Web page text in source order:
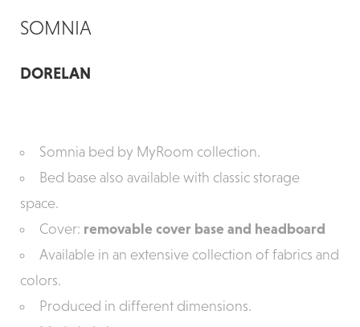
SOMNIA
DORELAN
Somnia bed by MyRoom collection.
Bed base also available with classic storage
space.
Cover: removable cover base and headboard
Available in an extensive collection of fabrics and
colors.
Produced in different dimensions.